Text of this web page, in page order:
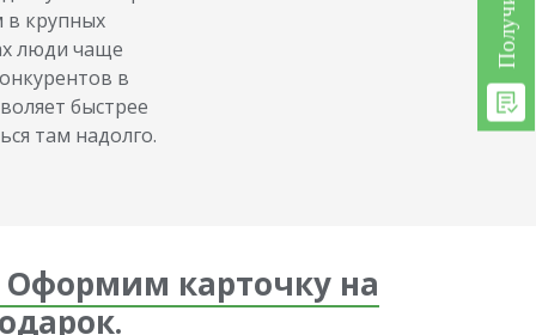
крупных
люди чаще
в
быстрее
там надолго.
карточку на